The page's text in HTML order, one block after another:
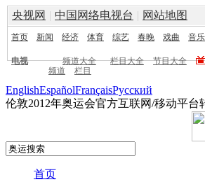
央视网 | 中国网络电视台 | 网站地图
首页 新闻 经济 体育 综艺 春晚 戏曲 音乐
电视 频道大全 栏目大全 节目大全
频道
栏目
EnglishEspañolFrançaisPусский
伦敦2012年奥运会官方互联网/移动平台
首页